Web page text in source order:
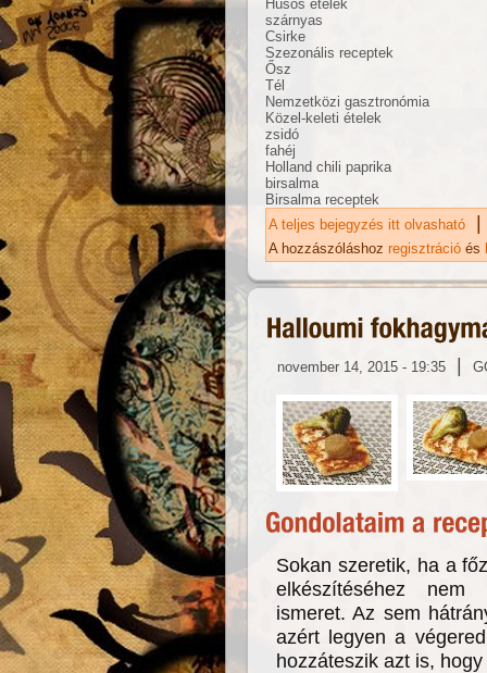
Húsos ételek
szárnyas
Csirke
Szezonális receptek
Ősz
Tél
Nemzetközi gasztronómia
Közel-keleti ételek
zsidó
fahéj
Holland chili paprika
birsalma
Birsalma receptek
A teljes bejegyzés itt olvasható
|
A hozzászóláshoz regisztráció és
november 14, 2015 - 19:35 |
Sokan szeretik, ha a
elkészítéséhez nem
ismeret. Az sem
azért legyen a
hozzáteszik azt is,